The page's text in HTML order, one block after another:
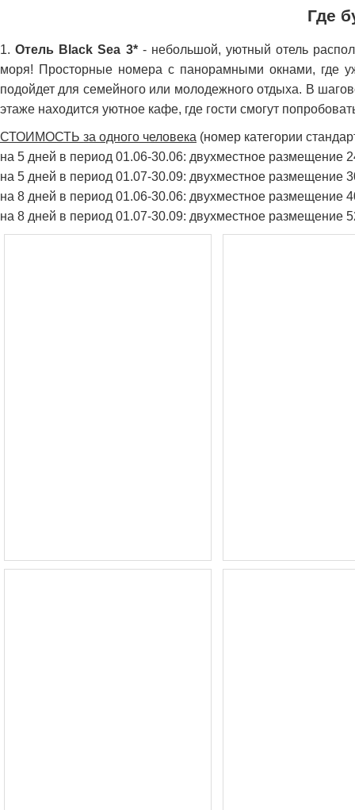
Где
1.Отель Black Sea 3*- небольшой, уютный отель
моря! Просторные номера с панорамными окнами, где
подойдет для семейного или молодежного отдыха. В
этаже находится уютное кафе, где гости смогут
СТОИМОСТЬ за одного человека (номер категории
на 5 дней в период 01.06-30.06: двухместное размещение
на 5 дней в период 01.07-30.09: двухместное размещение
на 8 дней в период 01.06-30.06: двухместное размещение
на 8 дней в период 01.07-30.09: двухместное размещение